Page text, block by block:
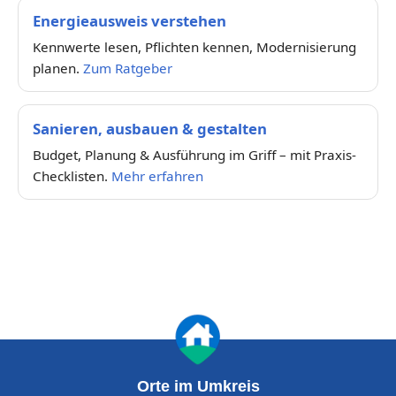
Energieausweis verstehen
Kennwerte lesen, Pflichten kennen, Modernisierung
planen. Zum Ratgeber
Sanieren, ausbauen & gestalten
Budget, Planung & Ausführung im Griff – mit Praxis-
Checklisten. Mehr erfahren
Orte im Umkreis